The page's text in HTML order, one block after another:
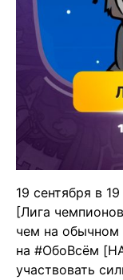
19 сентября в
[Лига
чем на
на #ОбоВсём
участвовать